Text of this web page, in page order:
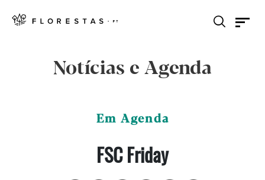
Notícias e Agenda
Em Agenda
FSC Friday